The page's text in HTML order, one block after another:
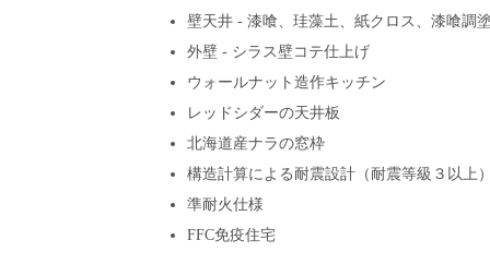
壁天井 - 漆喰、珪藻土、紙クロス、漆喰調
外壁 - シラス壁コテ仕上げ
ウォールナット造作キッチン
レッドシダーの天井板
北海道産ナラの窓枠
構造計算による耐震設計（耐震等級３以上
準耐火仕様
FFC免疫住宅